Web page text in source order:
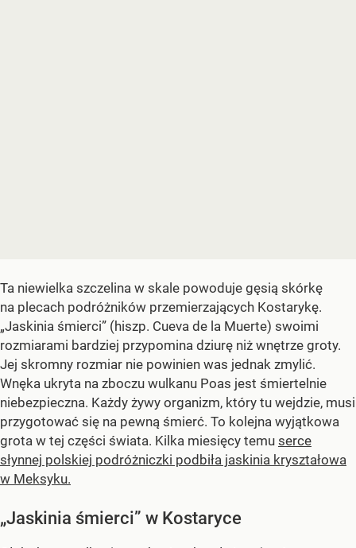
Ta niewielka szczelina w skale powoduje gęsią skórkę
na plecach podróżników przemierzających Kostarykę.
„Jaskinia śmierci” (hiszp. Cueva de la Muerte) swoimi
rozmiarami bardziej przypomina dziurę niż wnętrze groty.
Jej skromny rozmiar nie powinien was jednak zmylić.
Wnęka ukryta na zboczu wulkanu Poas jest śmiertelnie
niebezpieczna. Każdy żywy organizm, który tu wejdzie, musi
przygotować się na pewną śmierć. To kolejna wyjątkowa
grota w tej części świata. Kilka miesięcy temu serce
słynnej polskiej podróżniczki podbiła jaskinia kryształowa
w Meksyku.
„Jaskinia śmierci” w Kostaryce